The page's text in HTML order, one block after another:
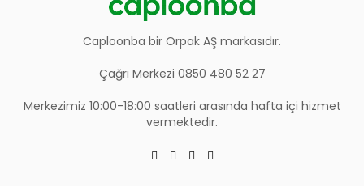
Caploonba bir Orpak AŞ markasıdır.
Çağrı Merkezi 0850 480 52 27
Merkezimiz 10:00-18:00 saatleri arasında hafta içi hizmet
vermektedir.